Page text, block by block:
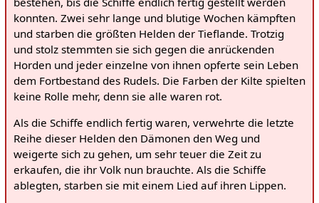
konnten. Zwei sehr lange und blutige Wochen kämpften
und starben die größten Helden der Tieflande. Trotzig
und stolz stemmten sie sich gegen die anrückenden
Horden und jeder einzelne von ihnen opferte sein Leben
dem Fortbestand des Rudels. Die Farben der Kilte spielten
keine Rolle mehr, denn sie alle waren rot.
Als die Schiffe endlich fertig waren, verwehrte die letzte
Reihe dieser Helden den Dämonen den Weg und
weigerte sich zu gehen, um sehr teuer die Zeit zu
erkaufen, die ihr Volk nun brauchte. Als die Schiffe
ablegten, starben sie mit einem Lied auf ihren Lippen.